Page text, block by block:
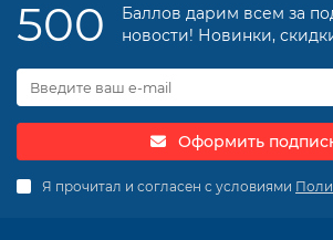
500
Баллов дарим всем за
новости! Новинки,
Оформить
Я прочитал и согласен с условиями